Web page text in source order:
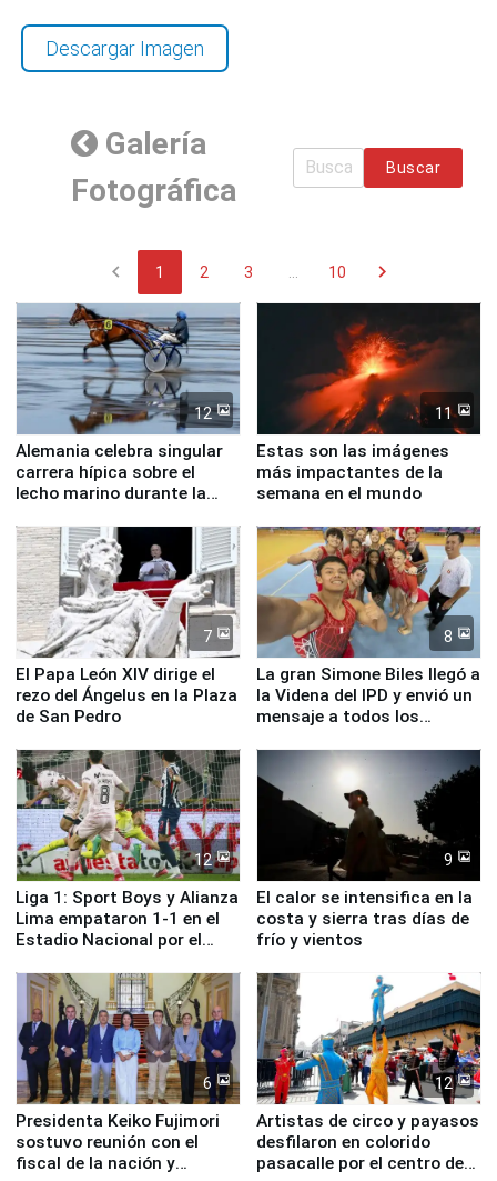
Descargar Imagen
Galería
Fotográfica
Buscar
chevron_left 1 2 3 10 chevron_right
12
Alemania celebra singular
carrera hípica sobre el
lecho marino durante la
11
Estas son las imágenes
más impactantes de la
semana en el mundo
7
El Papa León XIV dirige el
rezo del Ángelus en la Plaza
de San Pedro
8
La gran Simone Biles llegó a
la Videna del IPD y envió un
mensaje a todos los
12
Liga 1: Sport Boys y Alianza
Lima empataron 1-1 en el
Estadio Nacional por el
9
El calor se intensifica en la
costa y sierra tras días de
frío y vientos
6
Presidenta Keiko Fujimori
sostuvo reunión con el
fiscal de la nación y
12
Artistas de circo y payasos
desfilaron en colorido
pasacalle por el centro de